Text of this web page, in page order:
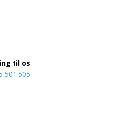
til os
501 505